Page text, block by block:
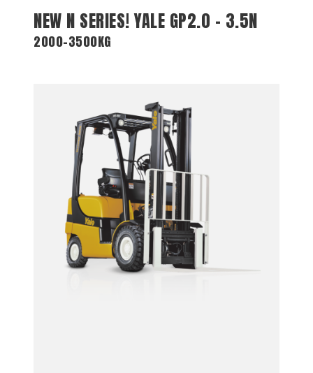
NEW N SERIES! YALE GP2.0 – 3.5N
2000-3500KG